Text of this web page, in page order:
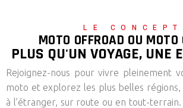
LE CONCEPT
MOTO OFFROAD OU MOTO
PLUS QU'UN VOYAGE, UNE
Rejoignez-nous pour vivre pleinement
moto et explorez les plus belles régions,
à l’étranger, sur route ou en tout-